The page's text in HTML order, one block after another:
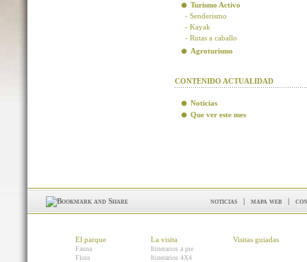
Turismo Activo
- Senderismo
- Kayak
- Rutas a caballo
Agroturismo
CONTENIDO ACTUALIDAD
Noticias
Que ver este mes
noticias | mapa web |
El parque
Fauna
Flora
La visita
Itinerarios a pie
Itinerarios 4X4
Visitas guiadas